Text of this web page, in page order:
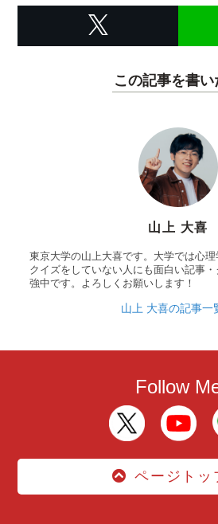
この記事を書い
山上 大喜
東京大学の山上大喜です。大学では心理
クイズをしていない人にも面白い記事
強中です。よろしくお願いします！
山上 大喜の記事一
Follow
ページトッ